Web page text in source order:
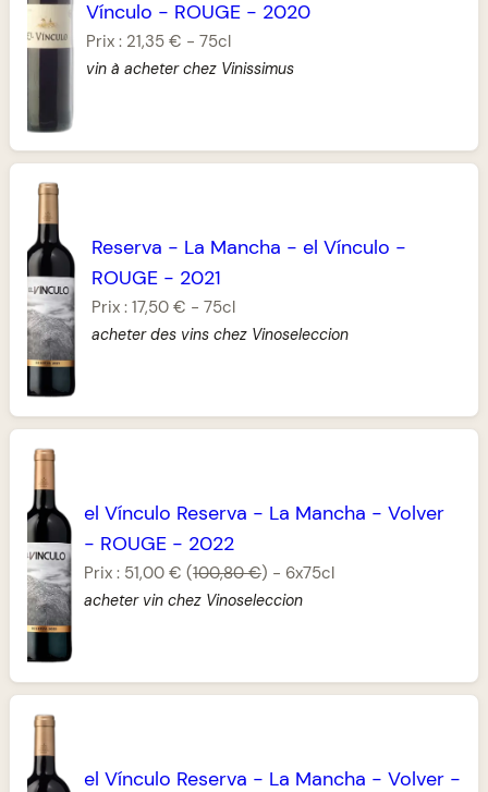
Vínculo - ROUGE- 2020
Prix : 21,35 € - 75cl
vin à acheter chez Vinissimus
Reserva - La Mancha - el Vínculo -
ROUGE- 2021
Prix : 17,50 € - 75cl
acheter des vins chez Vinoseleccion
el Vínculo Reserva - La Mancha -Volver
- ROUGE - 2022
Prix : 51,00 € (100,80 €) - 6x75cl
acheter vin chez Vinoseleccion
el Vínculo Reserva - La Mancha - Volver-